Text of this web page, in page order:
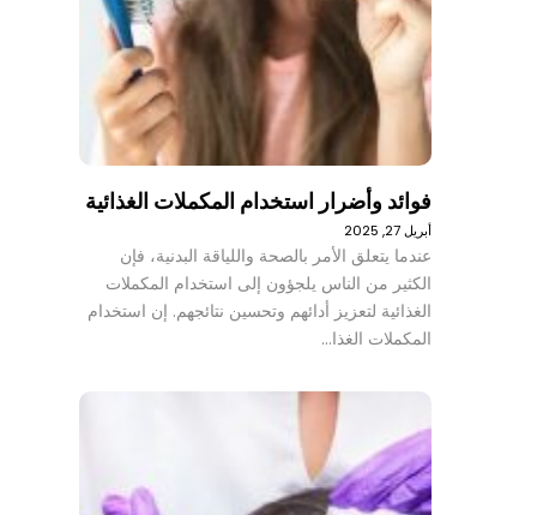
فوائد وأضرار استخدام المكملات الغذائية
أبريل 27, 2025
عندما يتعلق الأمر بالصحة واللياقة البدنية، فإن
الكثير من الناس يلجؤون إلى استخدام المكملات
الغذائية لتعزيز أدائهم وتحسين نتائجهم. إن استخدام
المكملات الغذا…